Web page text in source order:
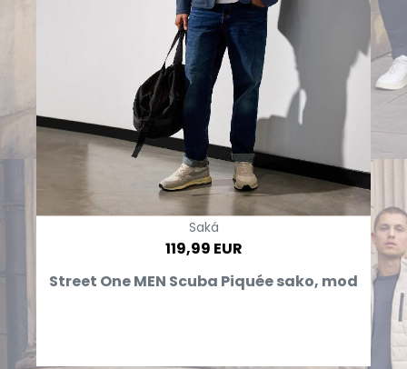
Saká
119,99 EUR
Street One MEN Scuba Piquée sako, mod